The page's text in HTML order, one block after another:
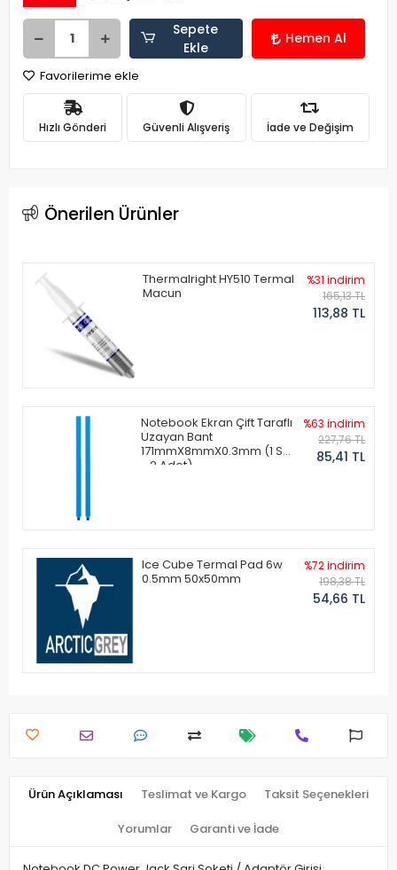
Sepete
Ekle
Hemen Al
Favorilerime ekle
Hızlı Gönderi Güvenli Alışveriş İade ve Değişim
Önerilen Ürünler
Thermalright HY510 Termal
Macun
%31 indirim
165,13 TL
113,88 TL
Notebook Ekran Çift Taraflı
Uzayan Bant
171mmX8mmX0.3mm (1 Set
- 2 Adet)
%63 indirim
227,76 TL
85,41 TL
Ice Cube Termal Pad 6w
0.5mm 50x50mm
%72 indirim
198,38 TL
54,66 TL
Ürün Açıklaması Teslimat ve Kargo Taksit Seçenekleri
Yorumlar Garanti ve İade